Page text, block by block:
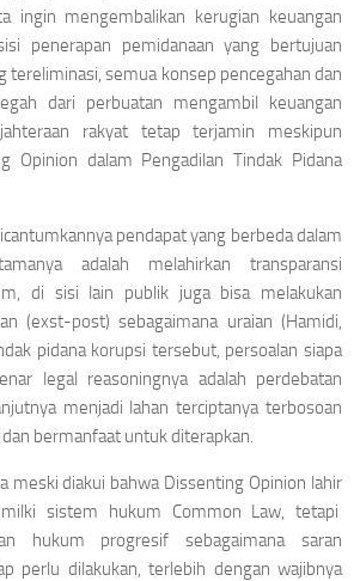
ingin mengembalikan kerugian keuangan
penerapan pemidanaan yang bertujuan
tereliminasi, semua konsep pencegahan dan
dari perbuatan mengambil keuangan
rakyat tetap terjamin meskipun
Opinion dalam Pengadilan Tindak Pidana
pendapat yang berbeda dalam
adalah melahirkan transparansi
di sisi lain publik juga bisa melakukan
(exst-post)sebagaimana uraian (Hamidi,
pidana korupsi tersebut, persoalan siapa
legal reasoningnyaadalah perdebatan
menjadi lahan terciptanya terbosoan
bermanfaat untuk diterapkan.
meski diakui bahwa Dissenting Opinion lahir
sistem hukum Common Law, tetapi
hukum progresif sebagaimana saran
perlu dilakukan, terlebih dengan wajibnya